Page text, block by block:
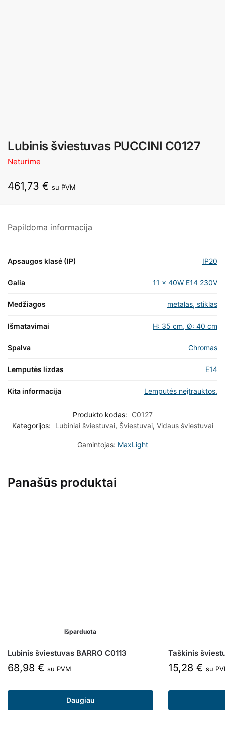
Lubinis šviestuvas PUCCINI C0127
Neturime
461,73 € su PVM
Papildoma informacija
Apsaugos klasė (IP) IP20
Galia 11 x 40W E14 230V
Medžiagos metalas, stiklas
Išmatavimai H: 35 cm, Ø: 40 cm
Spalva Chromas
Lemputės lizdas E14
Kita informacija Lemputės neįtrauktos.
Produkto kodas:
C0127
Kategorijos:
Lubiniai šviestuvai, Šviestuvai, Vidaus šviestuvai
Gamintojas: MaxLight
Panašūs produktai
Išparduota
Lubinis šviestuvas BARRO C0113
68,98 € su PVM
Daugiau
Taškinis
15,28 € su